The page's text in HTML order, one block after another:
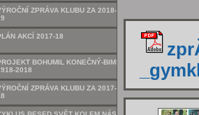
ZPRÁVA KLUBU ZA 2018-
AKCÍ 2017-18
BOHUMIL KONEČNÝ-BIMBA,
2018
ZPRÁVA KLUBU ZA 2017-